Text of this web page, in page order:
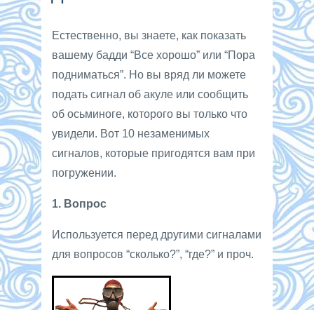
Естественно, вы знаете, как показать
вашему бадди “Все хорошо” или “Пора
подниматься”. Но вы вряд ли можете
подать сигнал об акуле или сообщить
об осьминоге, которого вы только что
увидели. Вот 10 незаменимых
сигналов, которые пригодятся вам при
погружении.
1. Вопрос
Используется перед другими сигналами
для вопросов “сколько?”, “где?” и проч.